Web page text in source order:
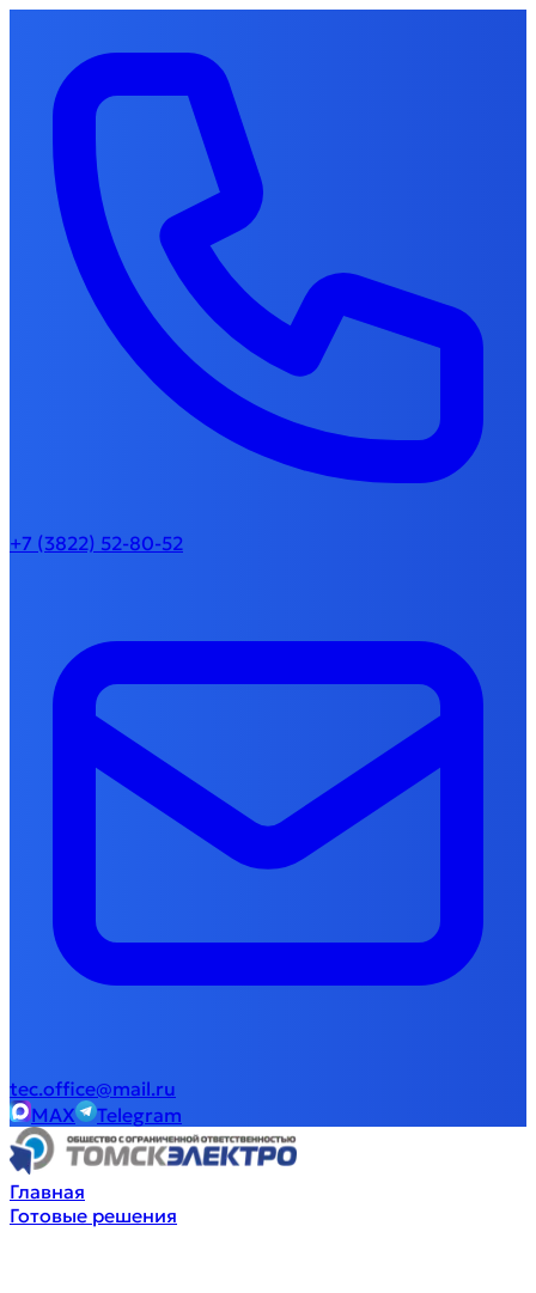
+7 (3822) 52-80-52
tec.office@mail.ru
MAX
Telegram
Главная
Готовые решения